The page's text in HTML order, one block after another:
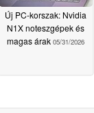
Új PC-korszak: Nvidia
N1X noteszgépek és
magas árak 05/31/2026